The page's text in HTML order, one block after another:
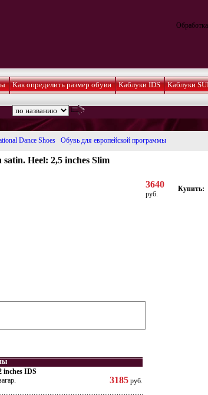
Как определить размер обуви Каблуки IDS Каблуки
Dance Shoes Обувь для европейской программы
Heel: 2,5 inches Slim
3640
руб.
Купить:
inches IDS
3185 руб.